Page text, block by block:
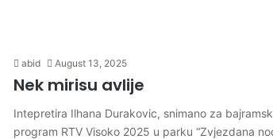
abid August 13, 2025
Nek mirisu avlije
Intepretira Ilhana Durakovic, snimano za
program RTV Visoko 2025 u parku “Zvjezdana